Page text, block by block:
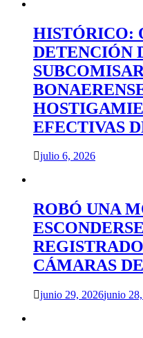
HISTÓRICO:
DETENCIÓN
EFECTIVAS
julio 6, 2026
ROBÓ UNA
CÁMARAS
junio 29, 2026junio